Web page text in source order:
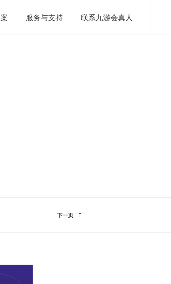
服务与支持 联系九游会真人
下一页